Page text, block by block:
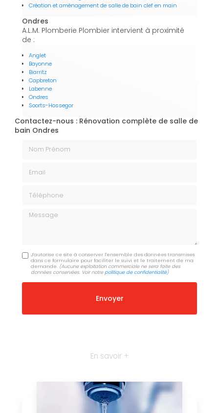
Création et aménagement de salle de bain clef en main
Ondres
A.L.M. Plomberie Plombier intervient à proximité
de :
Anglet
Bayonne
Biarritz
Capbreton
Labenne
Ondres
Soorts-Hossegor
Contactez-nous : Rénovation complète de salle de
bain Ondres
Message
J'autorise ce site à conserver l'ensemble des données transmises
dans ce formulaire pour faciliter le suivi et le traitement de ma
demande. (Aucune exploitation commerciale ne sera faite des
données conservées. Voir notrepolitique de confidentialité)
En savoir +